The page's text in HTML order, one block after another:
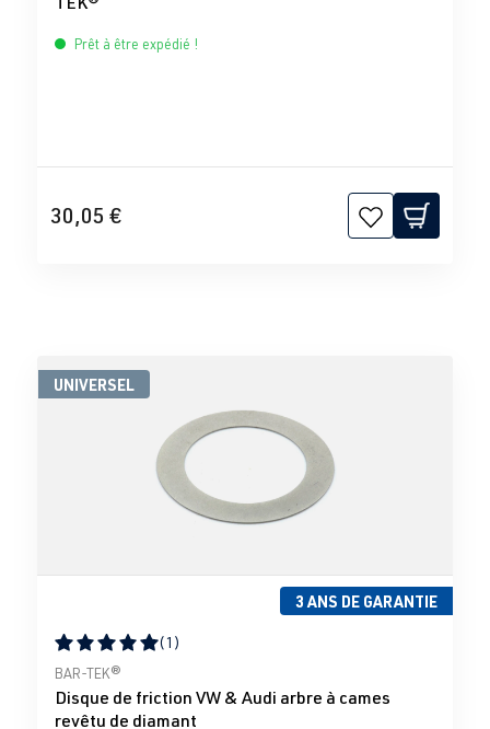
Prêt à être expédié !
30,05 €
UNIVERSEL
3 ANS DE GARANTIE
Note moyenne de 5 sur 5 étoiles
(1)
BAR-TEK®
Disque de friction VW & Audi arbre à cames
revêtu de diamant